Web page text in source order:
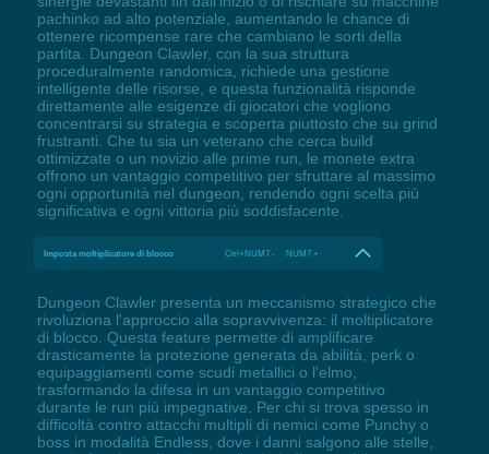
pachinko ad alto potenziale, aumentando le chance di
ottenere ricompense rare che cambiano le sorti della
partita. Dungeon Clawler, con la sua struttura
proceduralmente randomica, richiede una gestione
intelligente delle risorse, e questa funzionalità risponde
direttamente alle esigenze di giocatori che vogliono
concentrarsi su strategia e scoperta piuttosto che su grind
frustranti. Che tu sia un veterano che cerca build
ottimizzate o un novizio alle prime run, le monete extra
offrono un vantaggio competitivo per sfruttare al massimo
ogni opportunità nel dungeon, rendendo ogni scelta più
significativa e ogni vittoria più soddisfacente.
Imposta moltiplicatore di blocco Ctrl+NUM7 - NUM7 +
Dungeon Clawler presenta un meccanismo strategico che
rivoluziona l'approccio alla sopravvivenza: il moltiplicatore
di blocco. Questa feature permette di amplificare
drasticamente la protezione generata da abilità, perk o
equipaggiamenti come scudi metallici o l'elmo,
trasformando la difesa in un vantaggio competitivo
durante le run più impegnative. Per chi si trova spesso in
difficoltà contro attacchi multipli di nemici come Punchy o
boss in modalità Endless, dove i danni salgono alle stelle,